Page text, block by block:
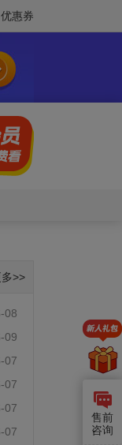
优惠券
多>>
08
09
07
07
07
07
售前
咨询